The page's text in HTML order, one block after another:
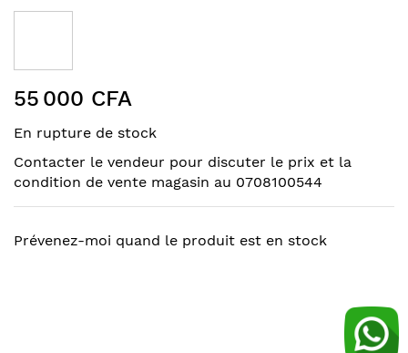
to
of
the
images
gallery
to
beginning
of
the
55 000 CFA
En rupture de stock
Contacter le vendeur pour discuter le prix et la
condition de vente magasin au 0708100544
Prévenez-moi quand le produit est en stock